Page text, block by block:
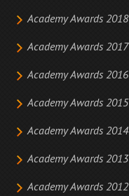
Academy Awards 2018
Academy Awards 2017
Academy Awards 2016
Academy Awards 2015
Academy Awards 2014
Academy Awards 2013
Academy Awards 2012